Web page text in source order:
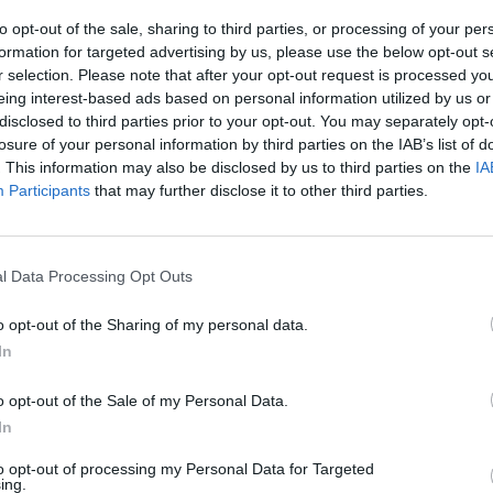
opt-out of the sale, sharing to third parties, or processing of your
for targeted advertising by us, please use the below opt-out
selection. Please note that after your opt-out request is processed
interest-based ads based on personal information utilized by us
to third parties prior to your opt-out. You may separately
of your personal information by third parties on the IAB’s list of
This information may also be disclosed by us to third parties on the
Participants that may further disclose it to other third parties.
Data Processing Opt Outs
opt-out of the Sharing of my personal data.
opt-out of the Sale of my Personal Data.
opt-out of processing my Personal Data for Targeted
Daugiau nuotraukų (1)
vyksta Kaune“, V. Matijošaičio
meras R. Malinauskas pastaraisiais
plėtrą mieste, prisideda prie meno
stiprinimo.
miesto simbolis buvo įteiktas gydytojui
poliklinikos direktoriui Pauliui Kibišai.
sveikatos sistemai, diegiant inovatyvius
sprendimus.